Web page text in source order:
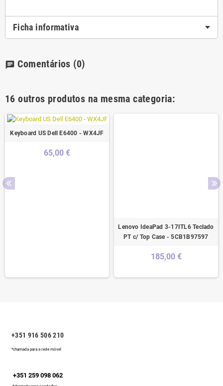
Ficha informativa
chat Comentários (0)
16 outros produtos na mesma categoria:
Keyboard US Dell E6400 - WX4JF
65,00 €
Lenovo IdeaPad 3-17ITL6 Teclado
PT c/ Top Case - 5CB1B97597
185,00 €
+351 916 506 210
*chamada para a rede móvel
+351 259 098 062